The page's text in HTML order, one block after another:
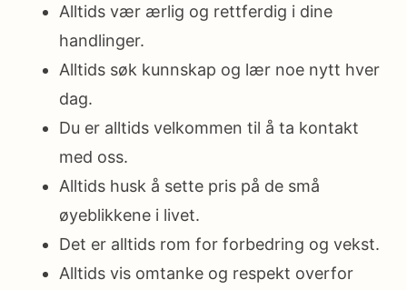
Alltids vær ærlig og rettferdig i dine
handlinger.
Alltids søk kunnskap og lær noe nytt hver
dag.
Du er alltids velkommen til å ta kontakt
med oss.
Alltids husk å sette pris på de små
øyeblikkene i livet.
Det er alltids rom for forbedring og vekst.
Alltids vis omtanke og respekt overfor